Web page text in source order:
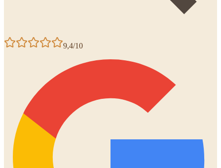
9,4/10